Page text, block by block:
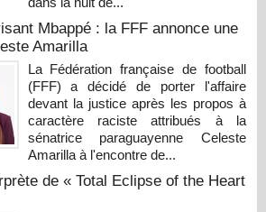
Mbappé : la FFF annonce une
Amarilla
La Fédération française de football
(FFF) a décidé de porter l'affaire
devant la justice après les propos à
caractère raciste attribués à la
sénatrice paraguayenne Celeste
Amarilla à l'encontre de...
de « Total Eclipse of the Heart